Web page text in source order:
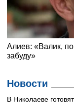
Новости
В Николаеве